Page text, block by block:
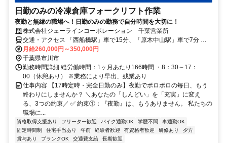
日勤のみの冷凍倉庫フォークリフト作業
夜勤と無縁の職場へ！日勤のみの勤務で自分時間を大切に！
株式会社ジェーラインコーポレーション 千葉営業所
交通・アクセス 「西船橋駅」車で15分、「原木中山駅」車で7分 ※
車・バイク通勤OK
月給260,000円～350,000円
千葉県市川市
勤務時間詳細 総労働時間：1ヶ月あたり166時間 ・8：30～17：
00（休憩あり） ※業務により早出、残業あり
仕事内容 【17時定時・完全日勤のみ】夜勤でボロボロの毎日、もう
終わりにしませんか？ ＼あなたの「しんどい」を「充実」に変え
る、3つの約束／ ✅ 約束①：『夜勤』は、もうありません。 私たちの
職場に...
資格取得支援あり フリーター歓迎 バイク通勤OK 学歴不問
車通勤OK
固定時間制
住宅手当あり 午前 経験者歓迎 有資格者歓迎 研修あり
夕方
賞与あり
ブランクOK 交通費支給 長期歓迎